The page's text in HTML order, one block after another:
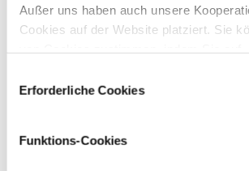
Außer uns haben auch unsere
Cookies auf der Website platziert. Sie
über den Link „Cookie-Einstellungen
Erforderliche Cookies
Funktions-Cookies